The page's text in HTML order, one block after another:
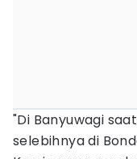
"Di Banyuwagi
selebihnya di